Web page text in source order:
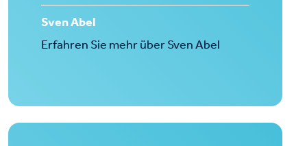
Sven Abel
Erfahren Sie mehr über Sven Abel